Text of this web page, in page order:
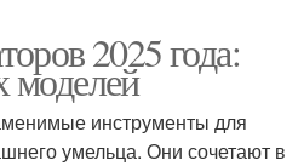
2025 года:
моделей
инструменты для
умельца. Они сочетают в